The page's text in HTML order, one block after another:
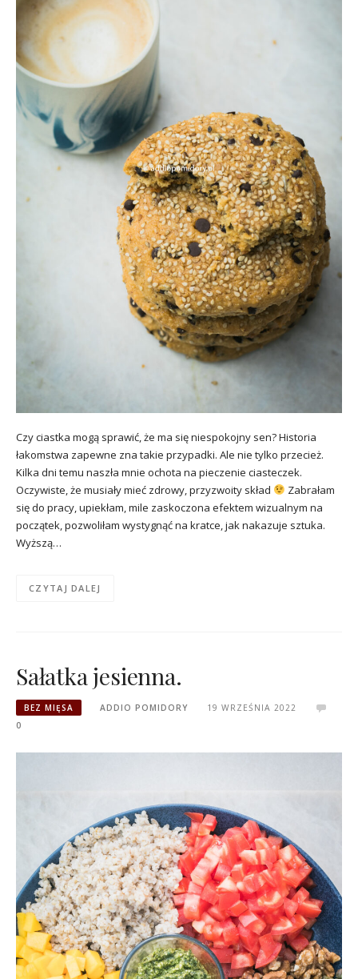
Czy ciastka mogą sprawić, że ma się niespokojny sen? Historia
łakomstwa zapewne zna takie przypadki. Ale nie tylko przecież.
Kilka dni temu naszła mnie ochota na pieczenie ciasteczek.
Oczywiste, że musiały mieć zdrowy, przyzwoity skład
Zabrałam
się do pracy, upiekłam, mile zaskoczona efektem wizualnym na
początek, pozwoliłam wystygnąć na kratce, jak nakazuje sztuka.
Wyższą…
CZYTAJ DALEJ
Sałatka jesienna.
BEZ MIĘSA ADDIO POMIDORY
19 WRZEŚNIA 2022
0